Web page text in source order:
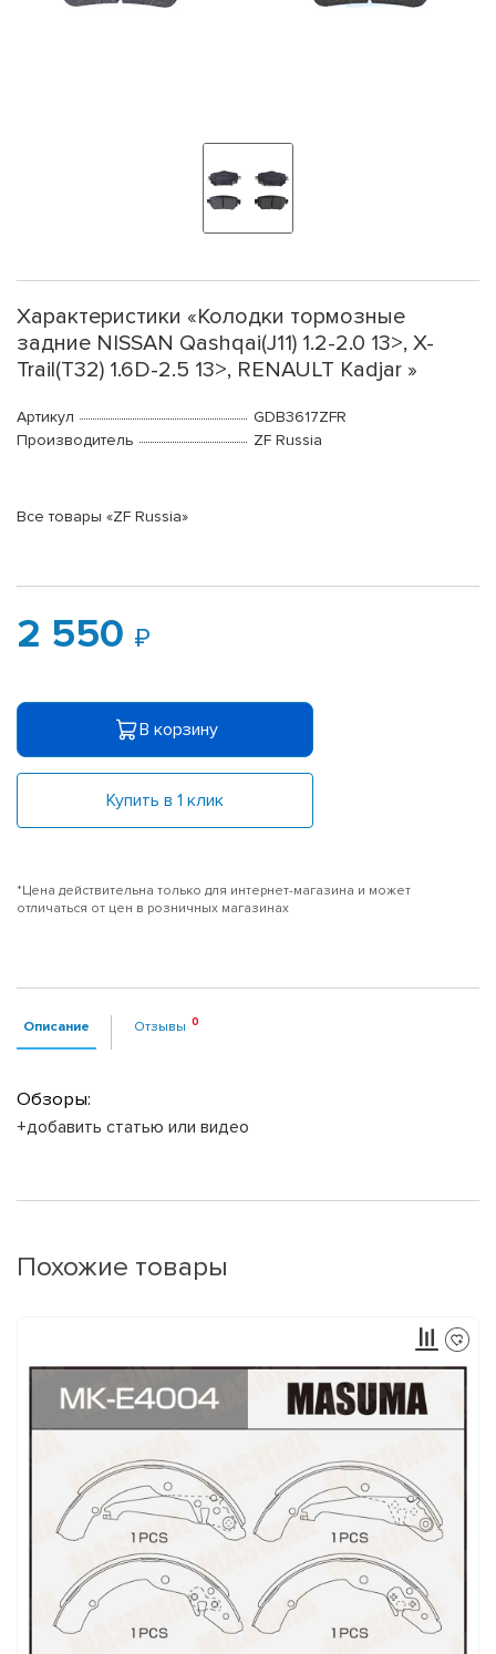
Характеристики «Колодки тормозные
задние NISSAN Qashqai(J11) 1.2-2.0 13>, X-
Trail(T32) 1.6D-2.5 13>, RENAULT Kadjar »
Артикул
GDB3617ZFR
Производитель
ZF Russia
Все товары «ZF Russia»
2 550
В корзину
Купить в 1 клик
*Цена действительна только для интернет-магазина и может
отличаться от цен в розничных магазинах
Описание Отзывы
Обзоры:
+добавить статью или видео
Похожие товары